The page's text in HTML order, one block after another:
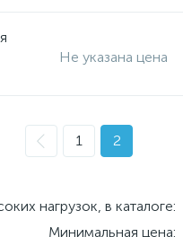
Не указана цена
1 2
нагрузок, в каталоге:
Минимальная цена: